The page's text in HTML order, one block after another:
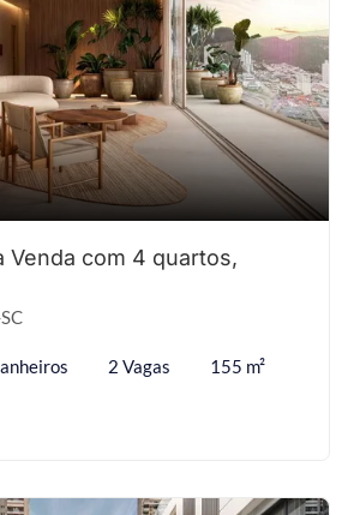
Venda com 4 quartos,
2 Vagas 155 m²